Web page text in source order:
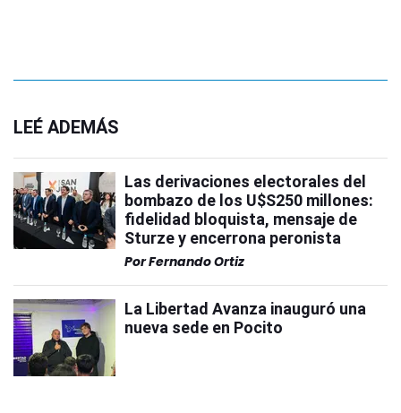
LEÉ ADEMÁS
Las derivaciones electorales del
bombazo de los U$S250 millones:
fidelidad bloquista, mensaje de
Sturze y encerrona peronista
PorFernando Ortiz
La Libertad Avanza inauguró una
nueva sede en Pocito